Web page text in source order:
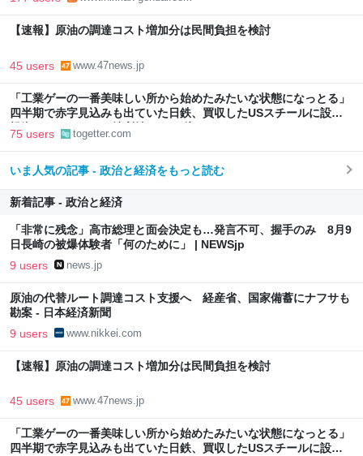
【速報】原油の調達コスト増加分は民間負担を検討
45 users www.47news.jp
「工業ゲーの一番美味しい所から始めたみたいな状態になっとる」
四半期で赤字見込みも出ていた日鉄、買収したUSスチールに設備
投資したら、なんか純利益が2900億になった
75 users togetter.com
いま人気の記事 - 政治と経済をもっと読む
新着記事 - 政治と経済
「非常に残念」高市総理と面会決定も…発言不可、握手のみ 8月9
日長崎の被爆体験者「何のために」 | NEWSjp
9 users news.jp
原油の代替ルート調達コスト支援へ 経産省、国家備蓄にナフサも
勘案 - 日本経済新聞
9 users www.nikkei.com
【速報】原油の調達コスト増加分は民間負担を検討
45 users www.47news.jp
「工業ゲーの一番美味しい所から始めたみたいな状態になっとる」
四半期で赤字見込みも出ていた日鉄、買収したUSスチールに設備